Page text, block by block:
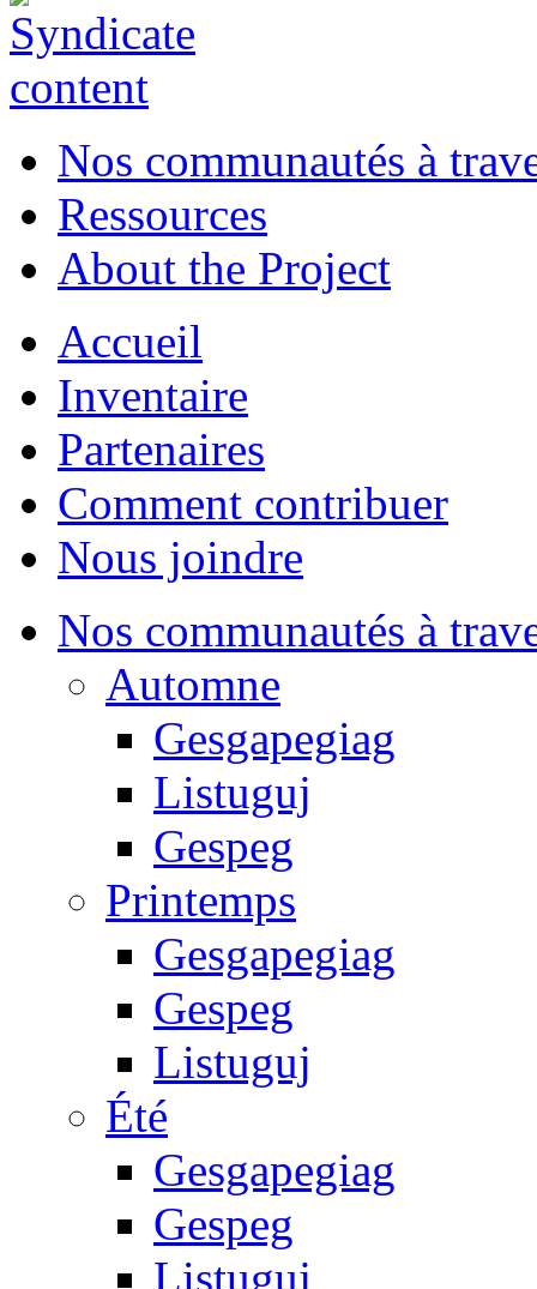
Nos communautés à
Ressources
About the Project
Accueil
Inventaire
Partenaires
Comment contribuer
Nous joindre
Nos communautés à
Automne
Gesgapegiag
Listuguj
Gespeg
Printemps
Gesgapegiag
Gespeg
Listuguj
Été
Gesgapegiag
Gespeg
Listuguj